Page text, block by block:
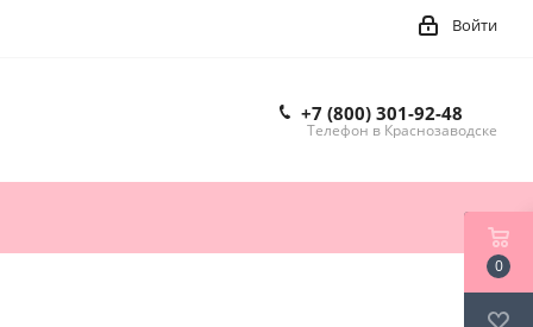
Войти
+7 (800) 301-92-48
Телефон в Краснозаводске
0